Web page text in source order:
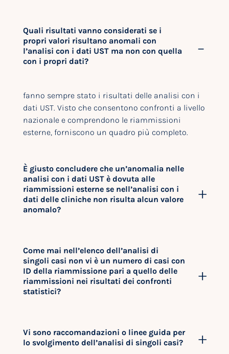
Quali risultati vanno considerati se i
propri valori risultano anomali con
l’analisi con i dati UST ma non con quella
con i propri dati?
fanno sempre stato i risultati delle analisi con i
dati UST. Visto che consentono confronti a livello
nazionale e comprendono le riammissioni
esterne, forniscono un quadro più completo.
È giusto concludere che un’anomalia nelle
analisi con i dati UST è dovuta alle
riammissioni esterne se nell’analisi con i
dati delle cliniche non risulta alcun valore
anomalo?
Come mai nell’elenco dell’analisi di
singoli casi non vi è un numero di casi con
ID della riammissione pari a quello delle
riammissioni nei risultati dei confronti
statistici?
Vi sono raccomandazioni o linee guida per
lo svolgimento dell’analisi di singoli casi?